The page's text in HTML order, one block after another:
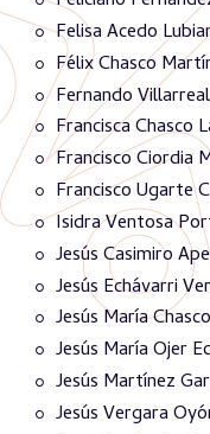
Felisa Acedo
Félix Chasco
Fernando
Francisca Chasco
Francisco Ciordia
Francisco Ugarte
Isidra Ventosa
Jesús Casimiro
Jesús Echávarri
Jesús María
Jesús María Ojer
Jesús Martínez
Jesús Vergara